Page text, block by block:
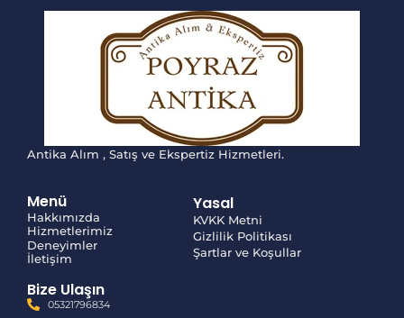
Antika Alım , Satış ve Ekspertiz Hizmetleri.
Menü
Hakkımızda
Hizmetlerimiz
Deneyimler
İletişim
Yasal
KVKK Metni
Gizlilik Politikası
Şartlar ve Koşullar
Bize Ulaşın
05321796834